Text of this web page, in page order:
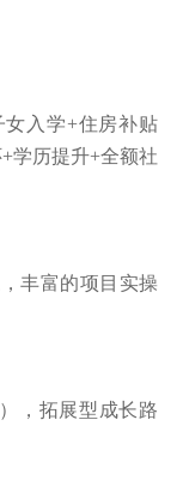
入学+住房补贴
学历提升+全额社
丰富的项目实操
，拓展型成长路